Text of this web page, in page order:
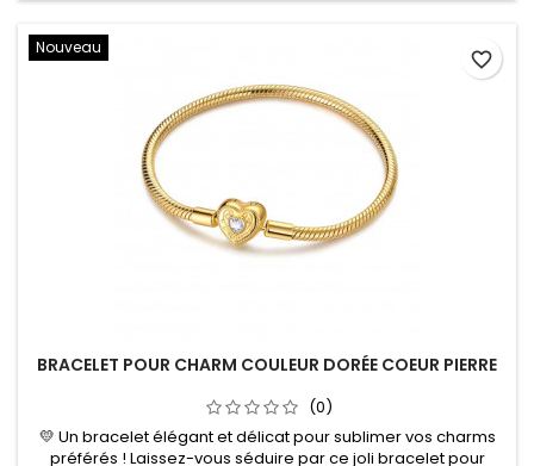
Nouveau
BRACELET POUR CHARM COULEUR DORÉE COEUR PIERRE
(0)
💛 Un bracelet élégant et délicat pour sublimer vos charms
préférés ! Laissez-vous séduire par ce joli bracelet pour
favorite_border